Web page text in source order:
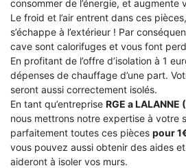
consommer de l’énergie, et
Le froid et l’air entrent dans ces
s’échappe à l’extérieur ! Par
cave sont calorifuges et vous font
En profitant de l’offre d’isolation à 1
dépenses de chauffage d’une part.
seront aussi correctement isolés.
En tant qu’entreprise RGE a
nous mettrons notre expertise à votre
parfaitement toutes ces pièces pour
vous pouvez aussi obtenir des aides
aideront à isoler vos murs.